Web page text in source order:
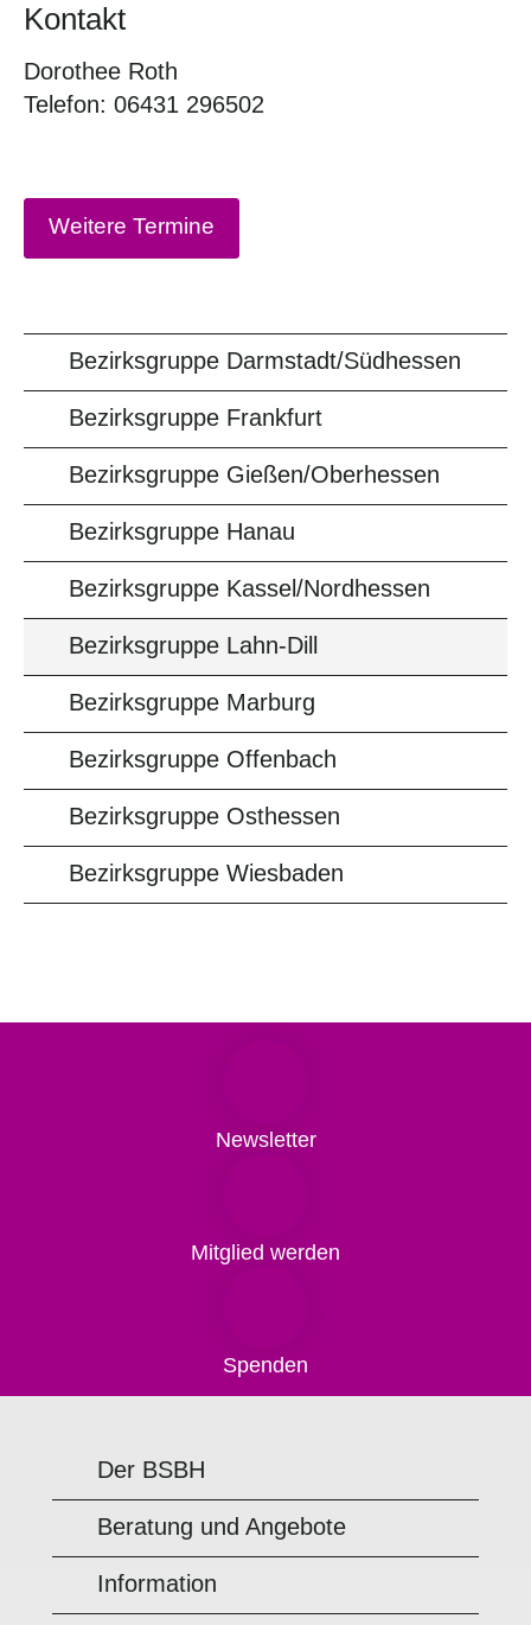
Kontakt
Dorothee Roth
Telefon: 06431 296502
Weitere Termine
Bezirksgruppe Darmstadt/Südhessen
Bezirksgruppe Frankfurt
Bezirksgruppe Gießen/Oberhessen
Bezirksgruppe Hanau
Bezirksgruppe Kassel/Nordhessen
Bezirksgruppe Lahn-Dill
Bezirksgruppe Marburg
Bezirksgruppe Offenbach
Bezirksgruppe Osthessen
Bezirksgruppe Wiesbaden
Newsletter
Mitglied werden
Spenden
Der BSBH
Beratung und Angebote
Information